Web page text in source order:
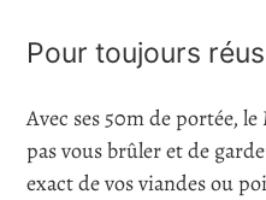
votre
Pour toujours
Avec ses 50m de portée,
pas vous brûler et de
exact de vos viandes ou